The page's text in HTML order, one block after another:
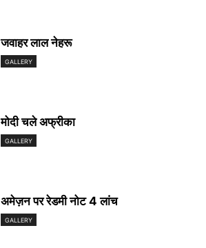
जवाहर लाल नेहरू
GALLERY
मोदी चले अफ्रीका
GALLERY
अमेज़न पर रेडमी नोट 4 लांच
GALLERY